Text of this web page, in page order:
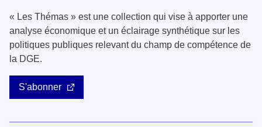
« Les Thémas » est une collection qui vise à apporter une
analyse économique et un éclairage synthétique sur les
politiques publiques relevant du champ de compétence de
la DGE.
S'abonner